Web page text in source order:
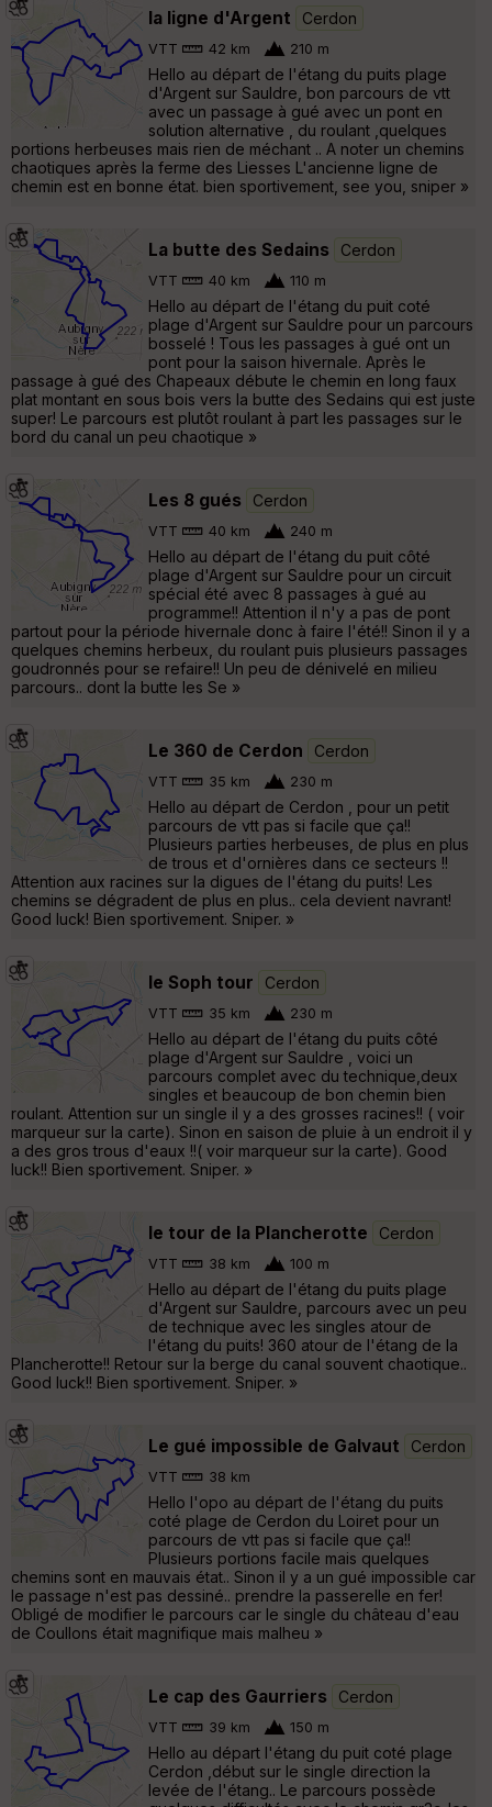
la ligne d'Argent Cerdon
VTT 42 km 210 m
Hello au départ de l'étang du puits plage
d'Argent sur Sauldre, bon parcours de vtt
avec un passage à gué avec un pont en
solution alternative , du roulant ,quelques
portions herbeuses mais rien de méchant .. A noter un chemins
chaotiques après la ferme des Liesses L'ancienne ligne de
chemin est en bonne état. bien sportivement, see you, sniper »
La butte des Sedains Cerdon
VTT 40 km 110 m
Hello au départ de l'étang du puit coté
plage d'Argent sur Sauldre pour un parcours
bosselé ! Tous les passages à gué ont un
pont pour la saison hivernale. Après le
passage à gué des Chapeaux débute le chemin en long faux
plat montant en sous bois vers la butte des Sedains qui est juste
super! Le parcours est plutôt roulant à part les passages sur le
bord du canal un peu chaotique »
Les 8 gués Cerdon
VTT 40 km 240 m
Hello au départ de l'étang du puit côté
plage d'Argent sur Sauldre pour un circuit
spécial été avec 8 passages à gué au
programme!! Attention il n'y a pas de pont
partout pour la période hivernale donc à faire l'été!! Sinon il y a
quelques chemins herbeux, du roulant puis plusieurs passages
goudronnés pour se refaire!! Un peu de dénivelé en milieu
parcours.. dont la butte les Se »
Le 360 de Cerdon Cerdon
VTT 35 km 230 m
Hello au départ de Cerdon , pour un petit
parcours de vtt pas si facile que ça!!
Plusieurs parties herbeuses, de plus en plus
de trous et d'ornières dans ce secteurs !!
Attention aux racines sur la digues de l'étang du puits! Les
chemins se dégradent de plus en plus.. cela devient navrant!
Good luck! Bien sportivement. Sniper. »
le Soph tour Cerdon
VTT 35 km 230 m
Hello au départ de l'étang du puits côté
plage d'Argent sur Sauldre , voici un
parcours complet avec du technique,deux
singles et beaucoup de bon chemin bien
roulant. Attention sur un single il y a des grosses racines!! ( voir
marqueur sur la carte). Sinon en saison de pluie à un endroit il y
a des gros trous d'eaux !!( voir marqueur sur la carte). Good
luck!! Bien sportivement. Sniper. »
le tour de la Plancherotte Cerdon
VTT 38 km 100 m
Hello au départ de l'étang du puits plage
d'Argent sur Sauldre, parcours avec un peu
de technique avec les singles atour de
l'étang du puits! 360 atour de l'étang de la
Plancherotte!! Retour sur la berge du canal souvent chaotique..
Good luck!! Bien sportivement. Sniper. »
Le gué impossible de Galvaut Cerdon
VTT 38 km
Hello l'opo au départ de l'étang du puits
coté plage de Cerdon du Loiret pour un
parcours de vtt pas si facile que ça!!
Plusieurs portions facile mais quelques
chemins sont en mauvais état.. Sinon il y a un gué impossible car
le passage n'est pas dessiné.. prendre la passerelle en fer!
Obligé de modifier le parcours car le single du château d'eau
de Coullons était magnifique mais malheu »
Le cap des Gaurriers Cerdon
VTT 39 km 150 m
Hello au départ l'étang du puit coté plage
Cerdon ,début sur le single direction la
levée de l'étang.. Le parcours possède